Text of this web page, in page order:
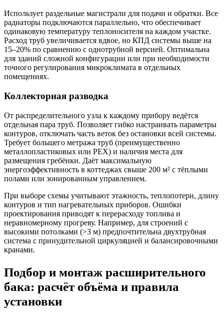
Использует раздельные магистрали для подачи и обратки. Все
радиаторы подключаются параллельно, что обеспечивает
одинаковую температуру теплоносителя на каждом участке.
Расход труб увеличивается вдвое, но КПД системы выше на
15–20% по сравнению с однотрубной версией. Оптимальна
для зданий сложной конфигурации или при необходимости
точного регулирования микроклимата в отдельных
помещениях.
Коллекторная разводка
От распределительного узла к каждому прибору ведётся
отдельная пара труб. Позволяет гибко настраивать параметры
контуров, отключать часть веток без остановки всей системы.
Требует большего метража труб (преимущественно
металлопластиковых или PEX) и наличия места для
размещения гребёнки. Даёт максимальную
энергоэффективность в коттеджах свыше 200 м² с тёплыми
полами или зонированным управлением.
При выборе схемы учитывают этажность, теплопотери, длину
контуров и тип нагревательных приборов. Ошибки
проектирования приводят к перерасходу топлива и
неравномерному прогреву. Например, для строений с
высокими потолками (>3 м) предпочтительна двухтрубная
система с принудительной циркуляцией и балансировочными
кранами.
Подбор и монтаж расширительного
бака: расчёт объёма и правила
установки